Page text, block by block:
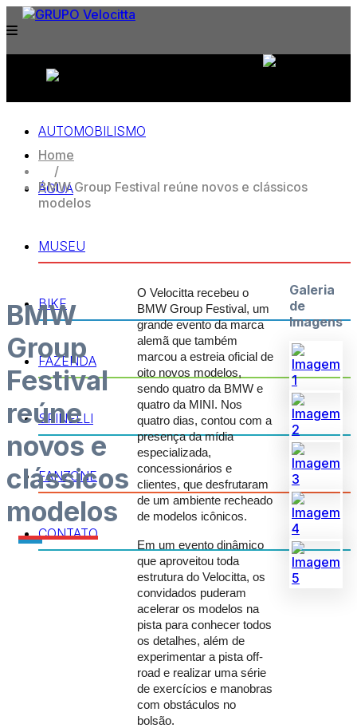
AUTOMOBILISMO
ÁGUA
MUSEU
BIKE
FAZENDA
SPINELLI
FANZONE
CONTATO
Home
/
BMW Group Festival reúne novos e clássicos
modelos
BMW
Group
Festival
reúne
novos e
clássicos
modelos
O Velocitta recebeu o
BMW Group Festival, um
grande evento da marca
alemã que também
marcou a estreia oficial de
oito novos modelos,
sendo quatro da BMW e
quatro da MINI. Nos
quatro dias, contou com a
presença da mídia
especializada,
concessionários e
clientes, que desfrutaram
de um ambiente recheado
de modelos icônicos.
Em um evento dinâmico
que aproveitou toda
estrutura do Velocitta, os
convidados puderam
acelerar os modelos na
pista para conhecer todos
os detalhes, além de
experimentar a pista off-
road e realizar uma série
de exercícios e manobras
com obstáculos no
bolsão.
Galeria
de
Imagens